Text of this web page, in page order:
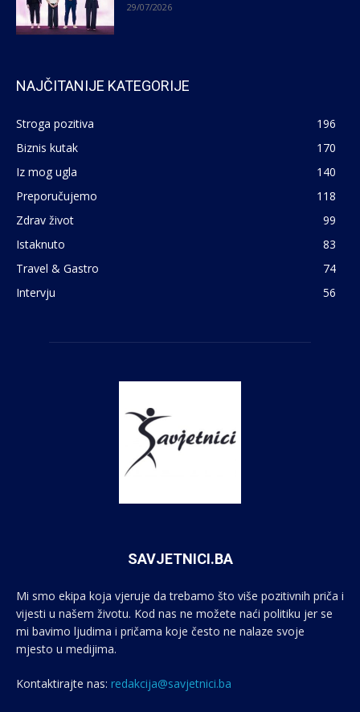
29/07/2026
NAJČITANIJE KATEGORIJE
Stroga pozitiva
196
Biznis kutak
170
Iz mog ugla
140
Preporučujemo
118
Zdrav život
99
Istaknuto
83
Travel & Gastro
74
Intervju
56
SAVJETNICI.BA
Mi smo ekipa koja vjeruje da trebamo što više pozitivnih priča i
vijesti u našem životu. Kod nas ne možete naći politiku jer se
mi bavimo ljudima i pričama koje često ne nalaze svoje
mjesto u medijima.
Kontaktirajte nas: redakcija@savjetnici.ba